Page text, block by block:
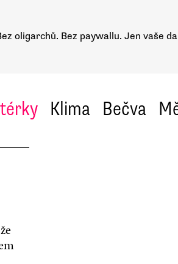
oligarchů. Bez paywallu. Jen vaše
Klima Bečva